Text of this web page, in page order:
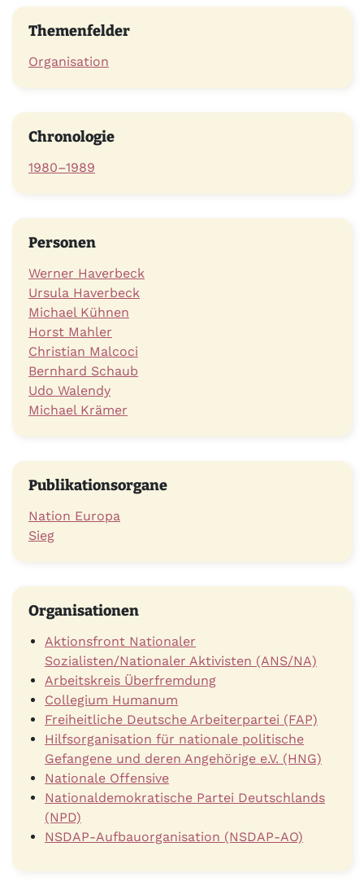
Themenfelder
Organisation
Chronologie
1980–1989
Personen
Werner Haverbeck
Ursula Haverbeck
Michael Kühnen
Horst Mahler
Christian Malcoci
Bernhard Schaub
Udo Walendy
Michael Krämer
Publikationsorgane
Nation Europa
Sieg
Organisationen
Aktionsfront Nationaler
Sozialisten/Nationaler Aktivisten (ANS/NA)
Arbeitskreis Überfremdung
Collegium Humanum
Freiheitliche Deutsche Arbeiterpartei (FAP)
Hilfsorganisation für nationale politische
Gefangene und deren Angehörige e.V. (HNG)
Nationale Offensive
Nationaldemokratische Partei Deutschlands
(NPD)
NSDAP-Aufbauorganisation (NSDAP-AO)